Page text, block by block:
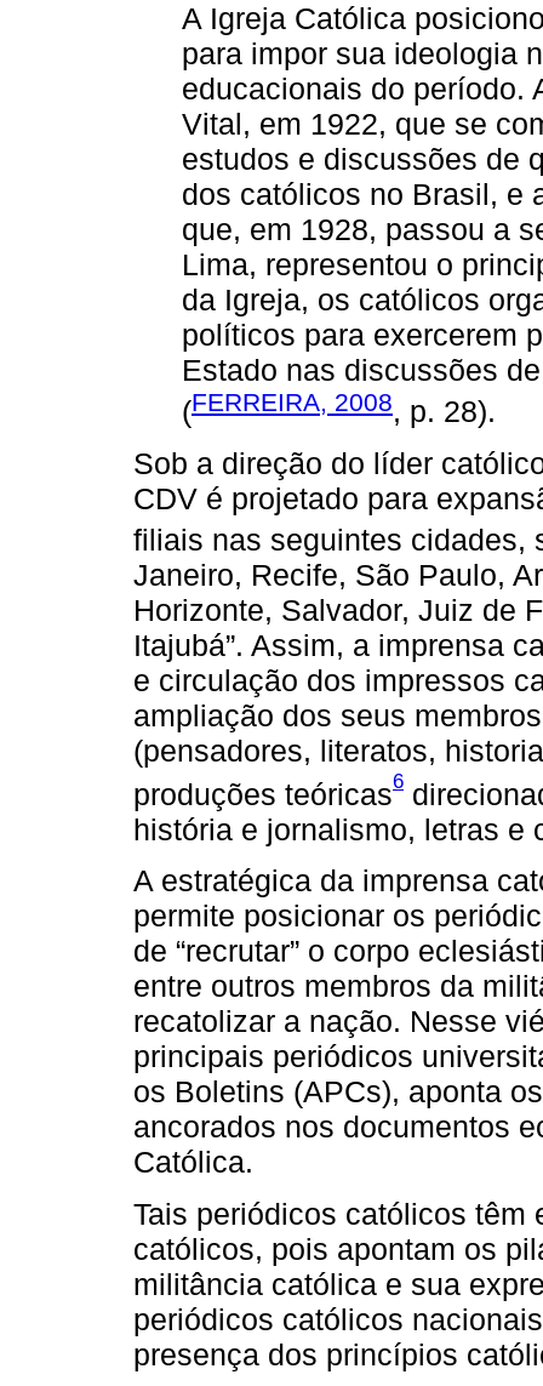
A Igreja Católica
para impor sua ideologia
educacionais do período.
Vital, em 1922, que se
estudos e discussões de
dos católicos no Brasil, e
que, em 1928, passou a
Lima, representou o
da Igreja, os católicos
políticos para exercerem
Estado nas discussões
(FERREIRA, 2008, p. 28).
Sob a direção do líder
CDV é projetado para
filiais nas seguintes cidades,
Janeiro, Recife, São Paulo,
Horizonte, Salvador, Juiz de
Itajubá”. Assim, a imprensa
e circulação dos impressos
ampliação dos seus
(pensadores, literatos,
produções teóricas6
história e jornalismo, letras e
A estratégica da imprensa
permite posicionar os
de “recrutar” o corpo
entre outros membros da
recatolizar a nação. Nesse
principais periódicos
os Boletins (APCs), aponta
ancorados nos documentos
Católica.
Tais periódicos católicos têm
católicos, pois apontam os
militância católica e sua
periódicos católicos
presença dos princípios